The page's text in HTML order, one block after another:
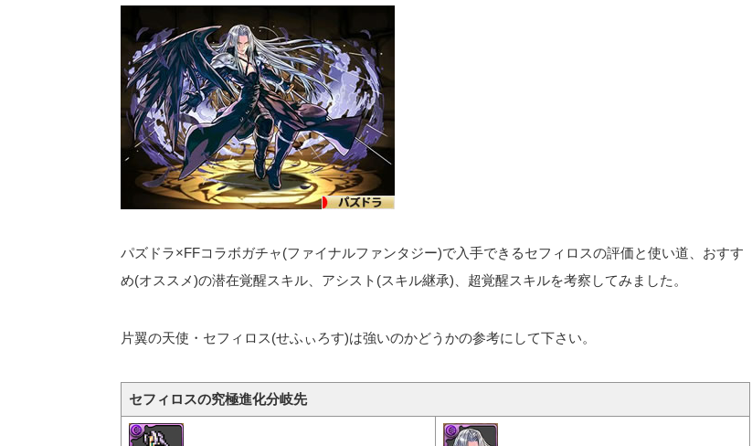
パズドラ×FFコラボガチャ(ファイナルファンタジー)で入手できるセフィロスの評価と使い道、おすす
め(オススメ)の潜在覚醒スキル、アシスト(スキル継承)、超覚醒スキルを考察してみました。
片翼の天使・セフィロス(せふぃろす)は強いのかどうかの参考にして下さい。
セフィロスの究極進化分岐先